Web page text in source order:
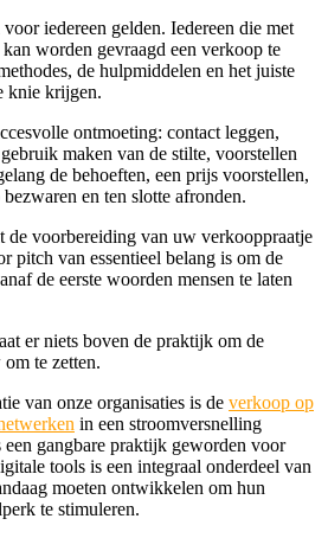
iedereen gelden. Iedereen die met
worden gevraagd een verkoop te
de hulpmiddelen en het juiste
knie krijgen.
ontmoeting: contact leggen,
maken van de stilte, voorstellen
de behoeften, een prijs voorstellen,
en ten slotte afronden.
de voorbereiding van uw verkooppraatje
pitch van essentieel belang is om de
de eerste woorden mensen te laten
er niets boven de praktijk om de
te zetten.
van onze organisaties is de verkoop op
in een stroomversnelling
gangbare praktijk geworden voor
tools is een integraal onderdeel van
moeten ontwikkelen om hun
te stimuleren.